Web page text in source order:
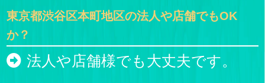
東京都渋谷区本町地区の法人や店舗でもOK
か？
法人や店舗様でも大丈夫です。